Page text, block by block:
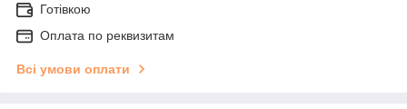
Готівкою
Оплата по реквизитам
Всі умови оплати